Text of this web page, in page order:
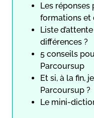
Les réponses
formations et
Liste
différences ?
5 conseils
Parcoursup
Et si, à la fin,
Parcoursup ?
Le mini-